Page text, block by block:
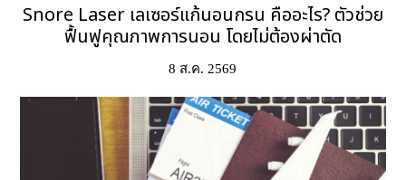
Snore Laser เลเซอร์แก้นอนกรน คืออะไร? ตัวช่วย
ฟื้นฟูคุณภาพการนอน โดยไม่ต้องผ่าตัด
8 ส.ค. 2569